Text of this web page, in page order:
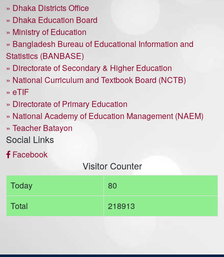
» Dhaka Districts Office
» Dhaka Education Board
» Ministry of Education
» Bangladesh Bureau of Educational Information and
Statistics (BANBASE)
» Directorate of Secondary & Higher Education
» National Curriculum and Textbook Board (NCTB)
» eTIF
» Directorate of Primary Education
» National Academy of Education Management (NAEM)
» Teacher Batayon
Social Links
Facebook
Visitor Counter
Today
80
Total
218913